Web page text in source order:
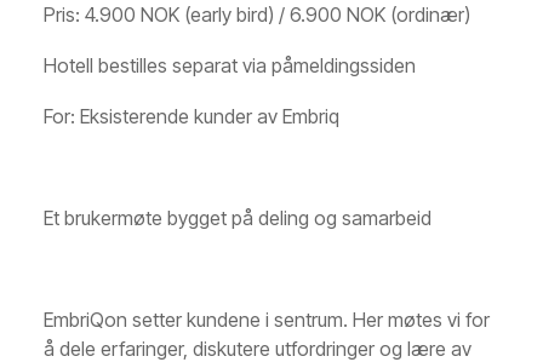
Pris: 4.900 NOK (early bird) / 6.900 NOK (ordinær)
Hotell bestilles separat via påmeldingssiden
For: Eksisterende kunder av Embriq
Et brukermøte bygget på deling og samarbeid
EmbriQon setter kundene i sentrum. Her møtes vi for
å dele erfaringer, diskutere utfordringer og lære av